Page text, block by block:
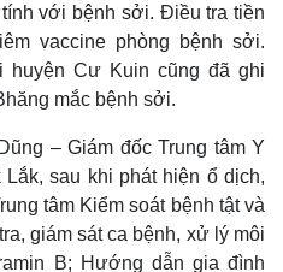
với bệnh sởi. Điều tra tiền
vaccine phòng bệnh sởi.
huyện Cư Kuin cũng đã ghi
mắc bệnh sởi.
– Giám đốc Trung tâm Y
sau khi phát hiện ổ dịch,
tâm Kiểm soát bệnh tật và
giám sát ca bệnh, xử lý môi
B; Hướng dẫn gia đình